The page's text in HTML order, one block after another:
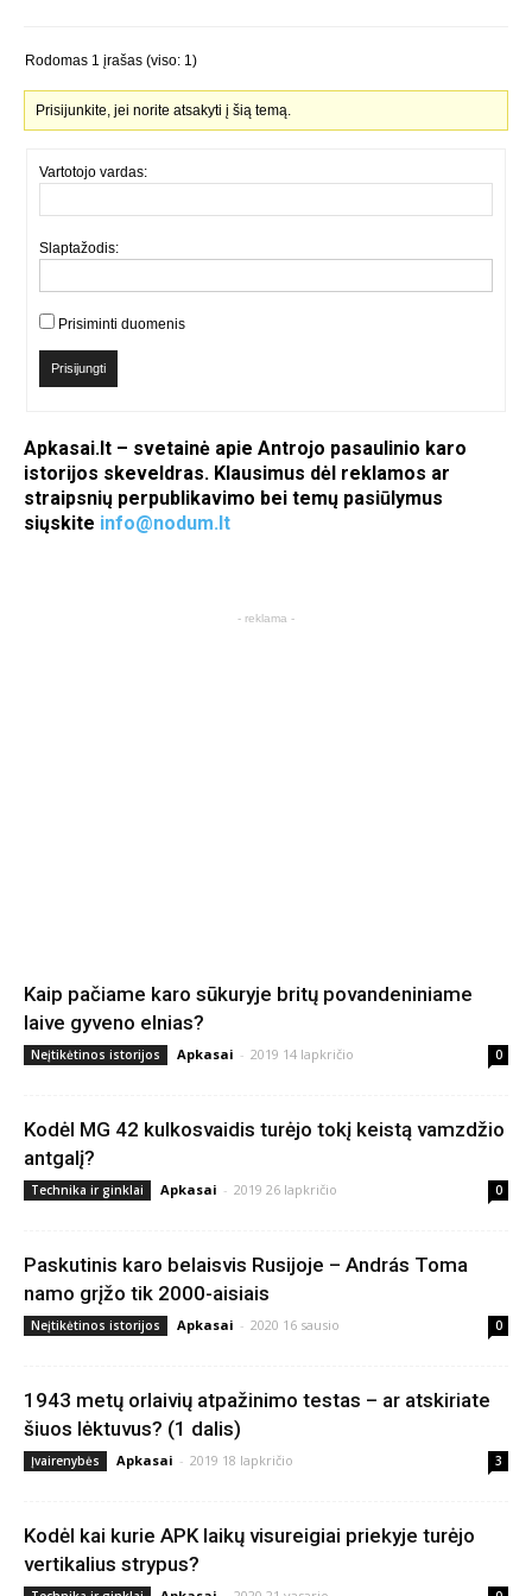
Rodomas 1 įrašas (viso: 1)
Prisijunkite, jei norite atsakyti į šią temą.
Vartotojo vardas:
Slaptažodis:
Prisiminti duomenis
Prisijungti
Apkasai.lt – svetainė apie Antrojo pasaulinio karo
istorijos skeveldras. Klausimus dėl reklamos ar
straipsnių perpublikavimo bei temų pasiūlymus
siųskite info@nodum.lt
- reklama -
Kaip pačiame karo sūkuryje britų povandeniniame
laive gyveno elnias?
Neįtikėtinos istorijos Apkasai - 2019 14 lapkričio 0
Kodėl MG 42 kulkosvaidis turėjo tokį keistą vamzdžio
antgalį?
Technika ir ginklai Apkasai - 2019 26 lapkričio 0
Paskutinis karo belaisvis Rusijoje – András Toma
namo grįžo tik 2000-aisiais
Neįtikėtinos istorijos Apkasai - 2020 16 sausio 0
1943 metų orlaivių atpažinimo testas – ar atskiriate
šiuos lėktuvus? (1 dalis)
Įvairenybės Apkasai - 2019 18 lapkričio 3
Kodėl kai kurie APK laikų visureigiai priekyje turėjo
vertikalius strypus?